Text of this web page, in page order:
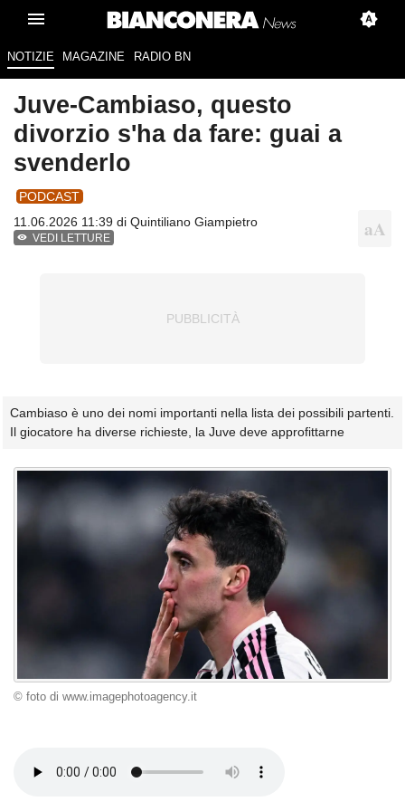
NOTIZIE MAGAZINE RADIO BN
Juve-Cambiaso, questo
divorzio s'ha da fare: guai a
svenderlo
PODCAST
11.06.2026 11:39 di Quintiliano Giampietro
VEDI LETTURE
Cambiaso è uno dei nomi importanti nella lista dei possibili partenti.
Il giocatore ha diverse richieste, la Juve deve approfittarne
© foto di www.imagephotoagency.it